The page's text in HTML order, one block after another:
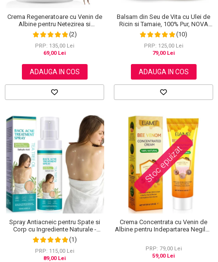
Crema Regeneratoare cu Venin de
Albine pentru Netezirea si
Reinoirea Pielii, 100 g
(2)
PRP: 135,00 Lei
69,00 Lei
ADAUGA IN COS
Balsam din Seu de Vita cu Ulei de
Ricin si Tamaie, 100% Pur, NOVA
KISS®, 120 g(10)
PRP: 125,00 Lei
79,00 Lei
ADAUGA IN COS
Spray Antiacneic pentru Spate si
Corp cu Ingrediente Naturale -
Reduce Cosurile si Excesul de
Sebum, 120 ml
(1)
PRP: 115,00 Lei
89,00 Lei
Stoc epuizat
Crema Concentrata cu Venin de
Albine pentru Indepartarea Negilor,
PRP: 79,00 Lei
59,00 Lei